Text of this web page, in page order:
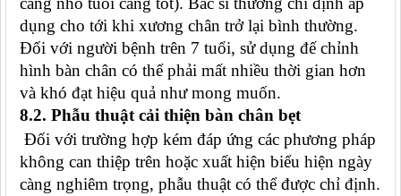
dụng cho tới khi xương chân trở lại bình thường.
Đối với người bệnh trên 7 tuổi, sử dụng đế chỉnh
hình bàn chân có thể phải mất nhiều thời gian hơn
và khó đạt hiệu quả như mong muốn.
8.2. Phẫu thuật cải thiện bàn chân bẹt
Đối với trường hợp kém đáp ứng các phương pháp
không can thiệp trên hoặc xuất hiện biểu hiện ngày
càng nghiêm trọng, phẫu thuật có thể được chỉ định.